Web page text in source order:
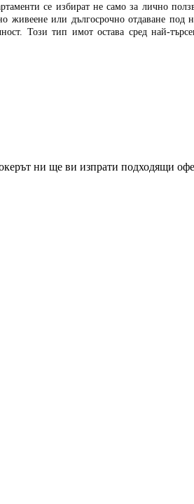
се избират не само за лично
или дългосрочно отдаване
Този тип имот остава сред най-
ни ще ви изпрати подходящи